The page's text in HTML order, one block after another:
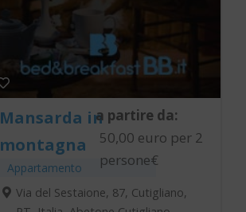
Mansarda in
montagna
Appartamento
a partire da:
50,00 euro per 2
persone€
Via del Sestaione, 87, Cutigliano,